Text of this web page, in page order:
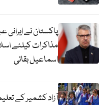
پاکستان نے ایرانی
مذاکرات کیلئے
اسماعیل بقائی
آزاد کشمیر کے